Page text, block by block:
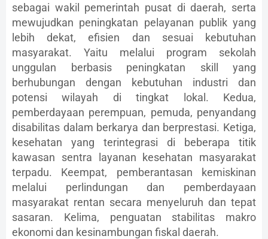
sebagai wakil pemerintah pusat di daerah, serta
mewujudkan peningkatan pelayanan publik yang
lebih dekat, efisien dan sesuai kebutuhan
masyarakat. Yaitu melalui program sekolah
unggulan berbasis peningkatan skill yang
berhubungan dengan kebutuhan industri dan
potensi wilayah di tingkat lokal. Kedua,
pemberdayaan perempuan, pemuda, penyandang
disabilitas dalam berkarya dan berprestasi. Ketiga,
kesehatan yang terintegrasi di beberapa titik
kawasan sentra layanan kesehatan masyarakat
terpadu. Keempat, pemberantasan kemiskinan
melalui perlindungan dan pemberdayaan
masyarakat rentan secara menyeluruh dan tepat
sasaran. Kelima, penguatan stabilitas makro
ekonomi dan kesinambungan fiskal daerah.